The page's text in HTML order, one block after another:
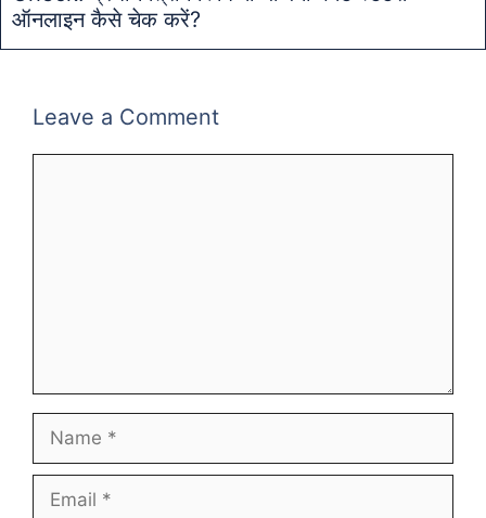
ऑनलाइन कैसे चेक करें?
Leave a Comment